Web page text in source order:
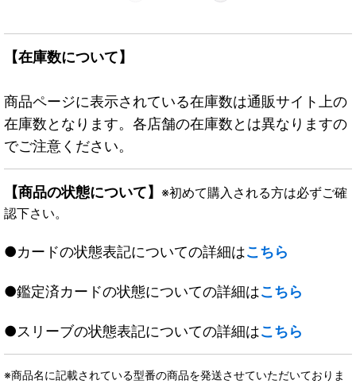
【在庫数について】
商品ページに表示されている在庫数は通販サイト上の
在庫数となります。各店舗の在庫数とは異なりますの
でご注意ください。
【商品の状態について】 ※初めて購入される方は必ずご確
認下さい。
●カードの状態表記についての詳細はこちら
●鑑定済カードの状態についての詳細はこちら
●スリーブの状態表記についての詳細はこちら
※商品名に記載されている型番の商品を発送させていただいておりま